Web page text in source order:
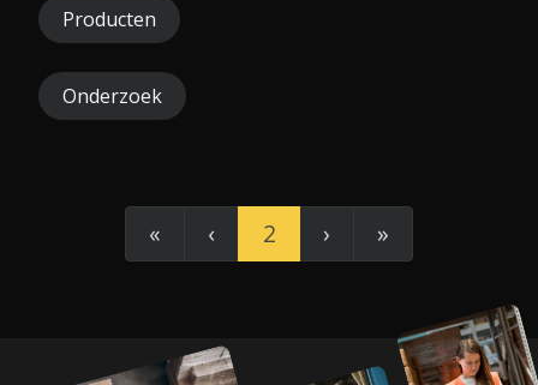
Producten
Onderzoek
« ‹ 2 › »